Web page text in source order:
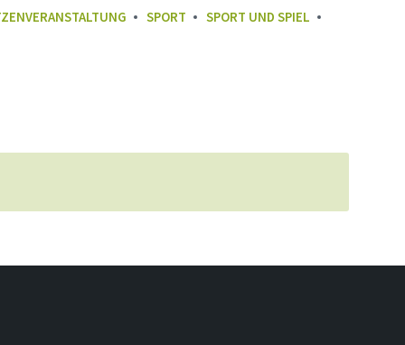
SPORT SPORT UND SPIEL